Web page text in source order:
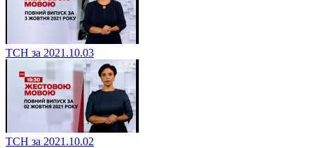
ТСН за 2021.10.03
ТСН за 2021.10.02